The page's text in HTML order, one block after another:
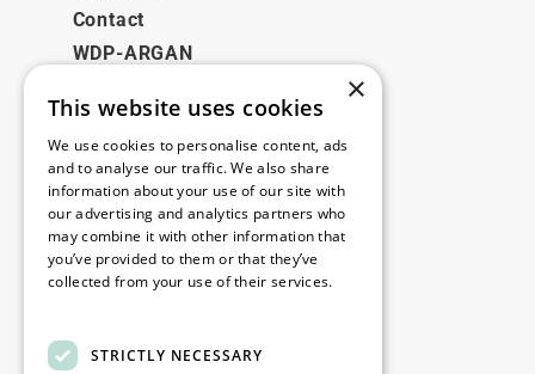
Contact
WDP-ARGAN
Juridique
Disclaimer
Politique de confidentialité
Cookie Policy
Contact
×
This website uses cookies
We use cookies to personalise content, ads
and to analyse our traffic. We also share
information about your use of our site with
our advertising and analytics partners who
may combine it with other information that
you’ve provided to them or that they’ve
collected from your use of their services.
STRICTLY NECESSARY